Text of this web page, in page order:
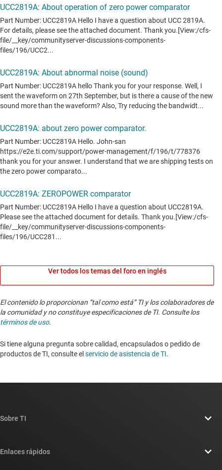
Ver todos los temas del foro en inglés
El contenido lo proporcionan “tal como está” TI y los colaboradores de
la comunidad y no constituye especificaciones de TI. Consulte los
términos de uso.
Si tiene alguna pregunta sobre calidad, encapsulados o pedido de
productos de TI, consulte el servicio de asistencia de TI. ​​​​​​​​​​​​​​
Sobre TI
Enlaces rápidos